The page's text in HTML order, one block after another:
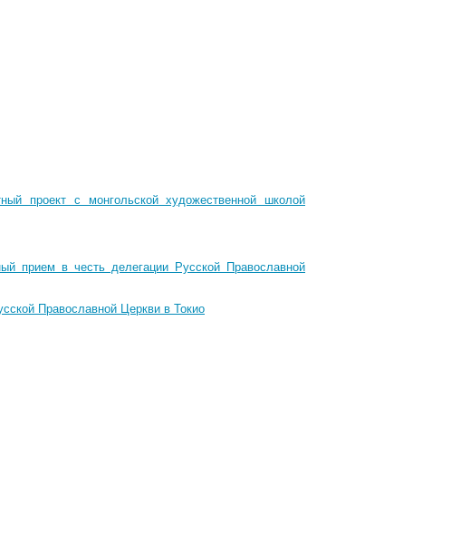
проект с монгольской художественной школой
прием в честь делегации Русской Православной
Православной Церкви в Токио